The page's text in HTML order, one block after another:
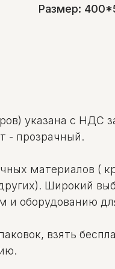
Размер:
указана с НДС
- прозрачный.
материалов (
Широкий
и оборудованию
взять